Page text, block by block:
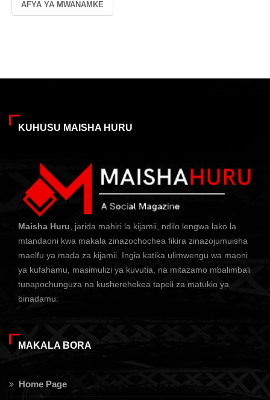
AFYA YA MWANAMKE
KUHUSU MAISHA HURU
Maisha Huru , jarida mahiri la kijamii, ndilo lengwa lako la
mtandaoni kwa makala zinazochochea fikira zinazojumuisha
maelfu ya mada za kijamii. Ingia katika ulimwengu wa maoni
ya kufahamu, masimulizi ya kuvutia, na mitazamo mbalimbali
tunapochunguza na kusherehekea tapeli za matukio ya
binadamu.
MAKALA BORA
Home Page